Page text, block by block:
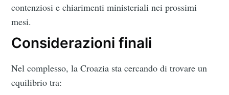
contenziosi e chiarimenti ministeriali nei prossimi
mesi.
Considerazioni finali
Nel complesso, la Croazia sta cercando di trovare un
equilibrio tra: